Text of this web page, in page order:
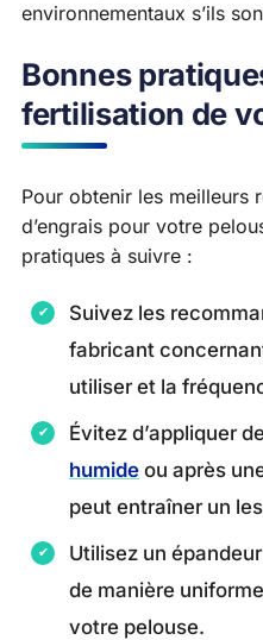
environnementaux s’ils
Bonnes
fertilisation de
Pour obtenir les meilleurs
d’engrais pour votre
pratiques à suivre :
Suivez les
fabricant
utiliser et la
Évitez d’appliquer
humide ou après
peut entraîner un
Utilisez un
de manière
votre pelouse.